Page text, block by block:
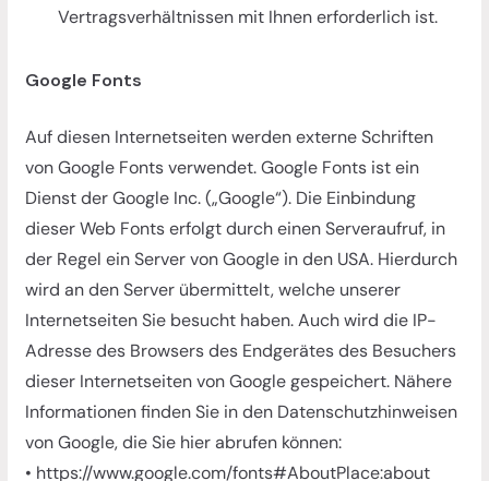
Vertragsverhältnissen mit Ihnen erforderlich ist.
Google Fonts
Auf diesen Internetseiten werden externe Schriften
von Google Fonts verwendet. Google Fonts ist ein
Dienst der Google Inc. („Google“). Die Einbindung
dieser Web Fonts erfolgt durch einen Serveraufruf, in
der Regel ein Server von Google in den USA. Hierdurch
wird an den Server übermittelt, welche unserer
Internetseiten Sie besucht haben. Auch wird die IP-
Adresse des Browsers des Endgerätes des Besuchers
dieser Internetseiten von Google gespeichert. Nähere
Informationen finden Sie in den Datenschutzhinweisen
von Google, die Sie hier abrufen können:
• https://www.google.com/fonts#AboutPlace:about